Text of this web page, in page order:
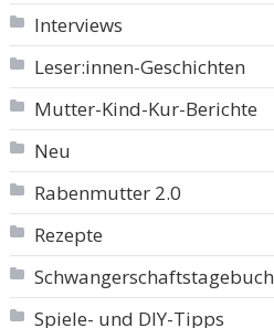
Interviews
Leser:innen-Geschichten
Mutter-Kind-Kur-Berichte
Neu
Rabenmutter 2.0
Rezepte
Schwangerschaftstagebuch
Spiele- und DIY-Tipps